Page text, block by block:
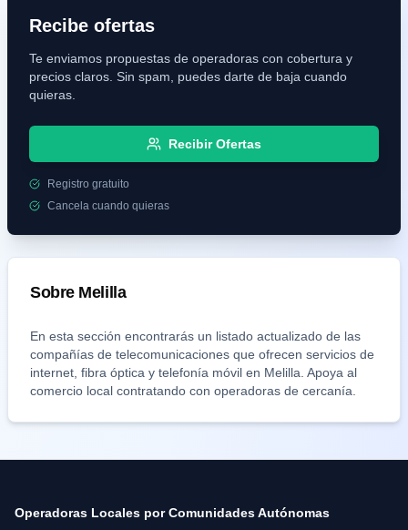
Recibe ofertas
Te enviamos propuestas de operadoras con cobertura y
precios claros. Sin spam, puedes darte de baja cuando
quieras.
Recibir Ofertas
Registro gratuito
Cancela cuando quieras
Sobre Melilla
En esta sección encontrarás un listado actualizado de las
compañías de telecomunicaciones que ofrecen servicios de
internet, fibra óptica y telefonía móvil en Melilla . Apoya al
comercio local contratando con operadoras de cercanía.
Operadoras Locales por Comunidades Autónomas